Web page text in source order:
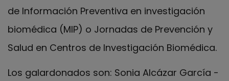
de Información Preventiva en investigación
biomédica (MIP) o Jornadas de Prevención y
Salud en Centros de Investigación Biomédica.
Los galardonados son: Sonia Alcázar García -